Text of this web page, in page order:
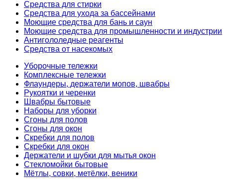
Средства для стирки
Средства для ухода за бассейнами
Моющие средства для бань и саун
Моющие средства для промышленности и индустрии
Антигололедные реагенты
Средства от насекомых
Уборочные тележки
Комплексные тележки
Флаундеры, держатели мопов, швабры
Рукоятки и черенки
Швабры бытовые
Наборы для уборки
Сгоны для полов
Сгоны для окон
Скребки для полов
Скребки для окон
Держатели и шубки для мытья окон
Стекломойки бытовые
Мётлы, совки, метёлки, веники